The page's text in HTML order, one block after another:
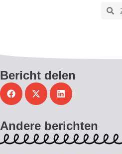
Bericht delen
Andere berichten